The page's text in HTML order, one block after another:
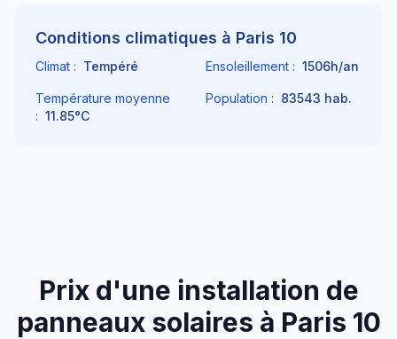
Conditions climatiques à Paris 10
Climat : Tempéré Ensoleillement : 1506h/an
Température moyenne
: 11.85°C
Population : 83543 hab.
Prix d'une installation de
panneaux solaires à Paris 10